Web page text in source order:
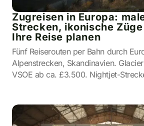
Zugreisen in Europa:
Strecken, ikonische
Ihre Reise planen
Fünf Reiserouten per Bahn durch
Alpenstrecken, Skandinavien.
VSOE ab ca. £3.500. Nightjet-